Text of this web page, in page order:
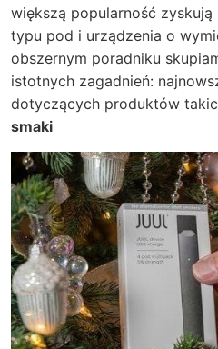
większą popularność
typu pod i urządzenia o
obszernym poradniku
istotnych zagadnień:
dotyczących produktów
smaki